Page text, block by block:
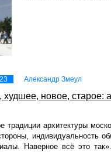
Александр Змеул
новое, старое:
традиции архитектуры
индивидуальность
Наверное всё это